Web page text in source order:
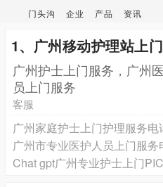
门头沟 企业 产品 资讯
1、广州移动护理站上
广州护士上门服务，广州
员上门服务
客服